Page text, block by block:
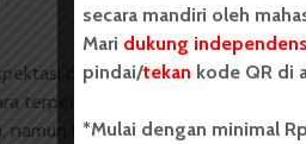
di awal tidak tercapai, untuk
terperinci dan jelas tidak
namun buku ini tetap bisa menjadi
secara mandiri oleh
Mari dukung
pindai/tekan kode QR di
*Mulai dengan minimal